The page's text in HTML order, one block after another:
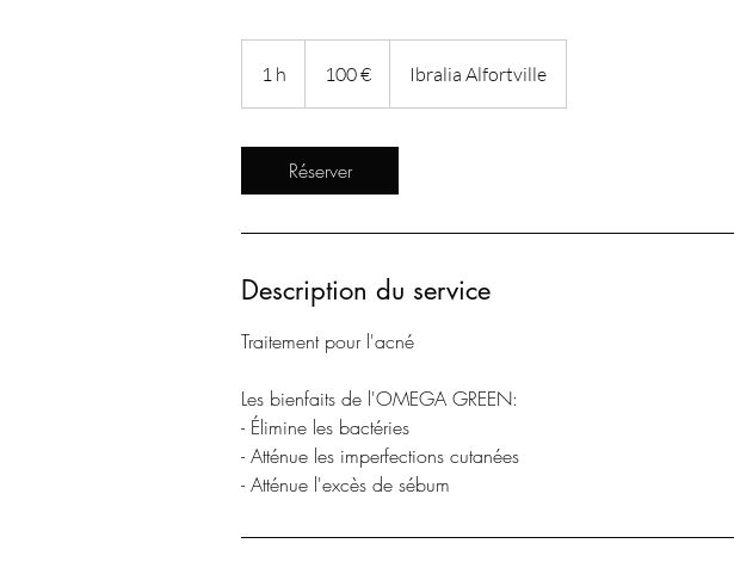
1 h 100 € Ibralia Alfortville
Réserver
Description du service
Traitement pour l'acné
Les bienfaits de l'OMEGA GREEN:
- Élimine les bactéries
- Atténue les imperfections cutanées
- Atténue l'excès de sébum